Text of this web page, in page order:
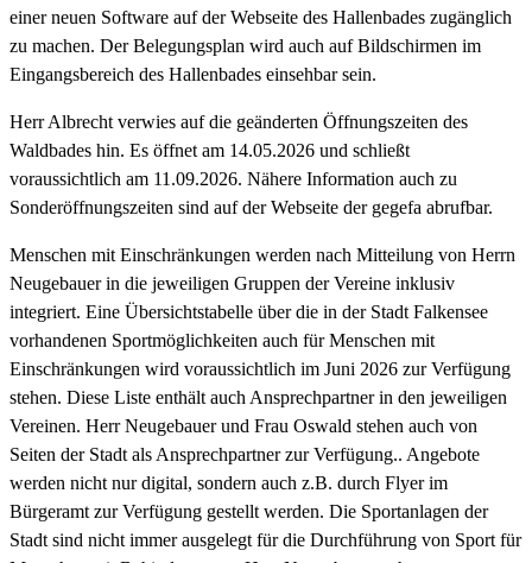
einer neuen Software auf der Webseite des Hallenbades zugänglich
zu machen. Der Belegungsplan wird auch auf Bildschirmen im
Eingangsbereich des Hallenbades einsehbar sein.
Herr Albrecht verwies auf die geänderten Öffnungszeiten des
Waldbades hin. Es öffnet am 14.05.2026 und schließt
voraussichtlich am 11.09.2026. Nähere Information auch zu
Sonderöffnungszeiten sind auf der Webseite der gegefa abrufbar.
Menschen mit Einschränkungen werden nach Mitteilung von Herrn
Neugebauer in die jeweiligen Gruppen der Vereine inklusiv
integriert. Eine Übersichtstabelle über die in der Stadt Falkensee
vorhandenen Sportmöglichkeiten auch für Menschen mit
Einschränkungen wird voraussichtlich im Juni 2026 zur Verfügung
stehen. Diese Liste enthält auch Ansprechpartner in den jeweiligen
Vereinen. Herr Neugebauer und Frau Oswald stehen auch von
Seiten der Stadt als Ansprechpartner zur Verfügung.. Angebote
werden nicht nur digital, sondern auch z.B. durch Flyer im
Bürgeramt zur Verfügung gestellt werden. Die Sportanlagen der
Stadt sind nicht immer ausgelegt für die Durchführung von Sport für